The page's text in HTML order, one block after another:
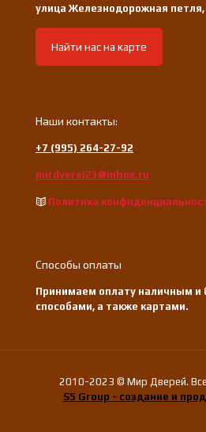
улица Железнодорожная
Найти нас на карте
Наши контакты:
+7 (995) 264-27-92
mirdverei23@inbox.ru
Политика
Способы оплаты
Принимаем оплату наличным и
способами, а также картами.
2010-2023 © Мир Дверей.
S5 Group - создание и